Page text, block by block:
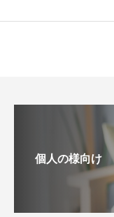
個人の様向け